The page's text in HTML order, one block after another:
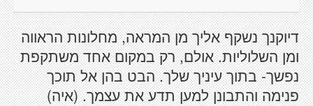
דיוקנך נשקף אליך מן המראה, מחלונות הראווה
ומן השלוליות. אולם, רק במקום אחד משתקפת
נפשך- בתוך עיניך שלך. הבט בהן אל תוכך
פנימה והתבונן למען תדע את עצמך. (איה)